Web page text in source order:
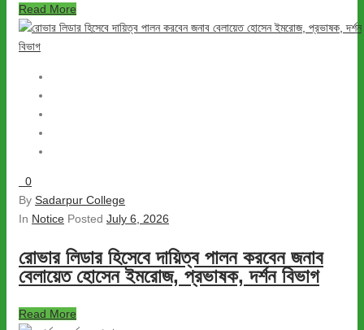
Read More
0
By Sadarpur College
In Notice Posted July 6, 2026
রোভার লিডার হিসেবে দায়িত্ব পালন করবেন জনাব
বেলায়েত হোসেন ইমরোজ, প্রভাষক, দর্শন বিভাগ
Read More